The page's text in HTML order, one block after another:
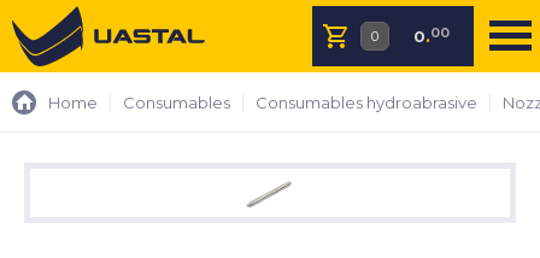
0.00
Home Consumables Consumables hydroabrasive